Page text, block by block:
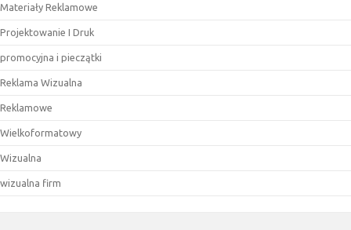
Materiały Reklamowe
Projektowanie I Druk
promocyjna i pieczątki
Reklama Wizualna
Reklamowe
Wielkoformatowy
Wizualna
wizualna firm